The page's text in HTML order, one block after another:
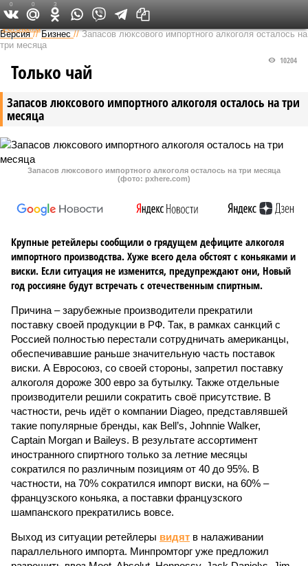
Федеральный выпуск
Версия //Бизнес //Запасов люксового импортного алкоголя осталось на
три месяца
Запасов люксового импортного алкоголя осталось на три
месяца
10204
Только чай
Запасов люксового импортного алкоголя осталось на три месяца
(фото: pxhere.com)
Крупные ретейлеры сообщили о грядущем дефиците алкоголя
импортного производства. Хуже всего дела обстоят с коньяками и
виски. Если ситуация не изменится, предупреждают они, Новый
год россияне будут встречать с отечественным спиртным.
Причина – зарубежные производители прекратили
поставку своей продукции в РФ. Так, в рамках санкций с
Россией полностью перестали сотрудничать американцы,
обеспечивавшие раньше значительную часть поставок
виски. А Евросоюз, со своей стороны, запретил поставку
алкоголя дороже 300 евро за бутылку. Также отдельные
производители решили сократить своё присутствие. В
частности, речь идёт о компании Diageo, представлявшей
такие популярные бренды, как Bell’s, Johnnie Walker,
Captain Morgan и Baileys. В результате ассортимент
иностранного спиртного только за летние месяцы
сократился по различным позициям от 40 до 95%. В
частности, на 70% сократился импорт виски, на 60% –
французского коньяка, а поставки французского
шампанского прекратились вовсе.
Выход из ситуации ретейлеры видят в налаживании
параллельного импорта. Минпромторг уже предложил
0 0 3